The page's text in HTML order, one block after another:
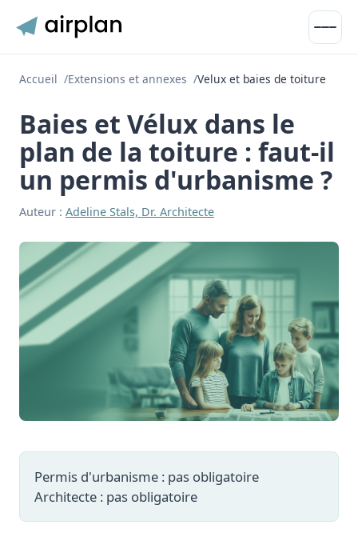
Ouvrir
Accueil Extensions et annexes Velux et baies de toiture
Baies et Vélux dans le
plan de la toiture : faut-il
un permis d'urbanisme ?
Auteur : Adeline Stals, Dr. Architecte
Permis d'urbanisme : pas obligatoire
Architecte : pas obligatoire